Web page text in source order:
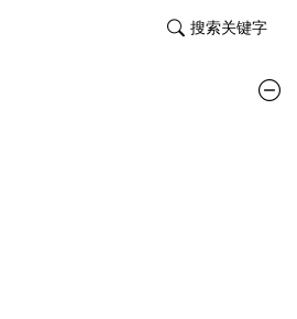
搜索关键字